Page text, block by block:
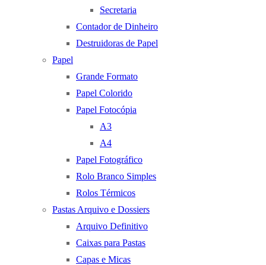
Secretaria
Contador de Dinheiro
Destruidoras de Papel
Papel
Grande Formato
Papel Colorido
Papel Fotocópia
A3
A4
Papel Fotográfico
Rolo Branco Simples
Rolos Térmicos
Pastas Arquivo e Dossiers
Arquivo Definitivo
Caixas para Pastas
Capas e Micas